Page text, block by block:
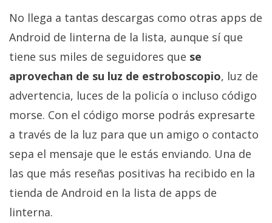
No llega a tantas descargas como otras apps de
Android de linterna de la lista, aunque sí que
tiene sus miles de seguidores que se
aprovechan de su luz de estroboscopio, luz de
advertencia, luces de la policía o incluso código
morse. Con el código morse podrás expresarte
a través de la luz para que un amigo o contacto
sepa el mensaje que le estás enviando. Una de
las que más reseñas positivas ha recibido en la
tienda de Android en la lista de apps de
linterna.